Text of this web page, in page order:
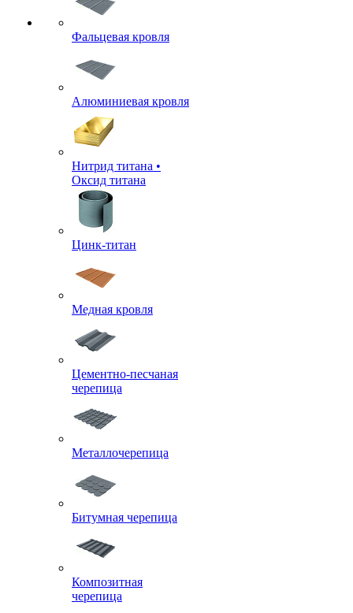
Фальцевая кровля
Алюминиевая кровля
Нитрид титана •
Оксид титана
Цинк-титан
Медная кровля
Цементно-песчаная
черепица
Металлочерепица
Битумная черепица
Композитная
черепица